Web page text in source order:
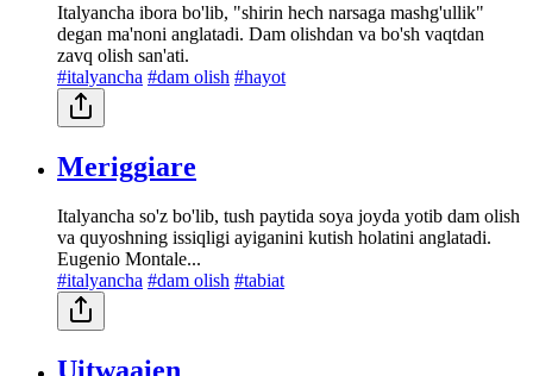
Italyancha ibora bo'lib, "shirin hech narsaga mashg'ullik"
degan ma'noni anglatadi. Dam olishdan va bo'sh vaqtdan
zavq olish san'ati.
#italyancha #dam olish #hayot
Meriggiare
Italyancha so'z bo'lib, tush paytida soya joyda yotib dam olish
va quyoshning issiqligi ayiganini kutish holatini anglatadi.
Eugenio Montale...
#italyancha #dam olish #tabiat